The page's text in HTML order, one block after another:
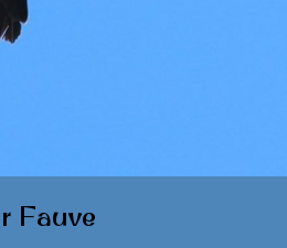
Fauve